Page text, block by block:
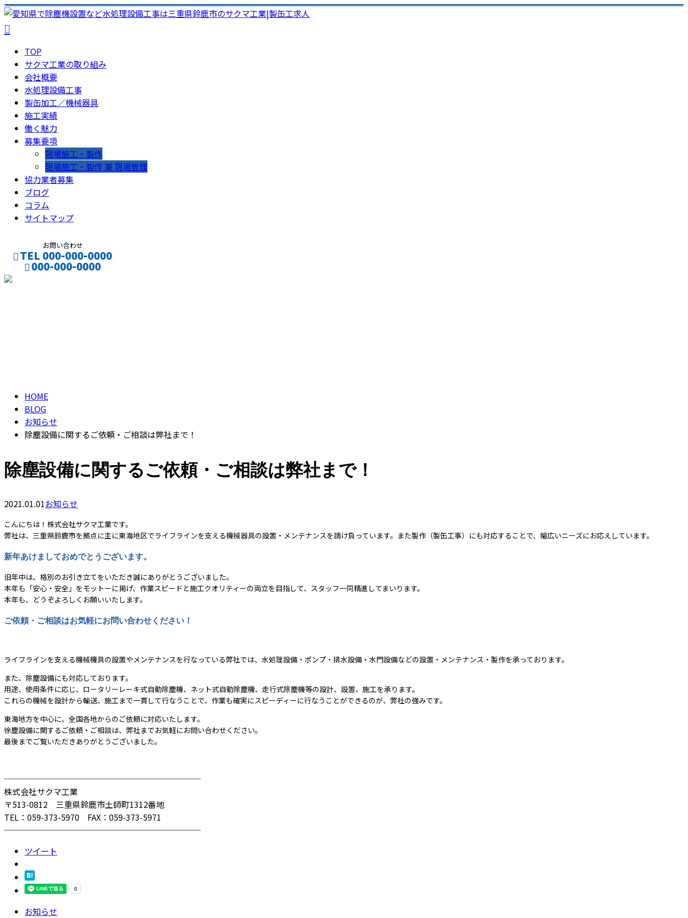
TOP
サクマ工業の取り組み
会社概要
水処理設備工事
製缶加工／機械器具
施工実績
働く魅力
募集要項
現場施工・製作
現場施工・製作 兼 現場管理
協力業者募集
ブログ
コラム
サイトマップ
お問い合わせ
TEL 000-000-0000
000-000-0000
HOME
BLOG
お知らせ
除塵設備に関するご依頼・ご相談は弊社まで！
除塵設備に関するご依頼・ご相談は弊社まで！
2021.01.01お知らせ
こんにちは！株式会社サクマ工業です。
弊社は、三重県鈴鹿市を拠点に主に東海地区でライフラインを支える機械器具の設置・メンテナンスを請け負っています。また製作（製缶工事）にも対応することで、幅広いニーズにお応えしています。
新年あけましておめでとうございます。
旧年中は、格別のお引き立てをいただき誠にありがとうございました。
本年も「安心・安全」をモットーに掲げ、作業スピードと施工クオリティーの両立を目指して、スタッフ一同精進してまいります。
本年も、どうぞよろしくお願いいたします。
ご依頼・ご相談はお気軽にお問い合わせください！
ライフラインを支える機械機具の設置やメンテナンスを行なっている弊社では、水処理設備・ポンプ・排水設備・水門設備などの設置・メンテナンス・製作を承っております。
また、除塵設備にも対応しております。
用途、使用条件に応じ、ロータリーレーキ式自動除塵機、ネット式自動除塵機、走行式除塵機等の設計、設置、施工を承ります。
これらの機械を設計から輸送、施工まで一貫して行なうことで、作業も確実にスピーディーに行なうことができるのが、弊社の強みです。
東海地方を中心に、全国各地からのご依頼に対応いたします。
徐塵設備に関するご依頼・ご相談は、弊社までお気軽にお問い合わせください。
最後までご覧いただきありがとうございました。
────────────────────────
株式会社サクマ工業
〒513-0812 三重県鈴鹿市土師町1312番地
TEL：059-373-5970 FAX：059-373-5971
────────────────────────
ツイート
お知らせ